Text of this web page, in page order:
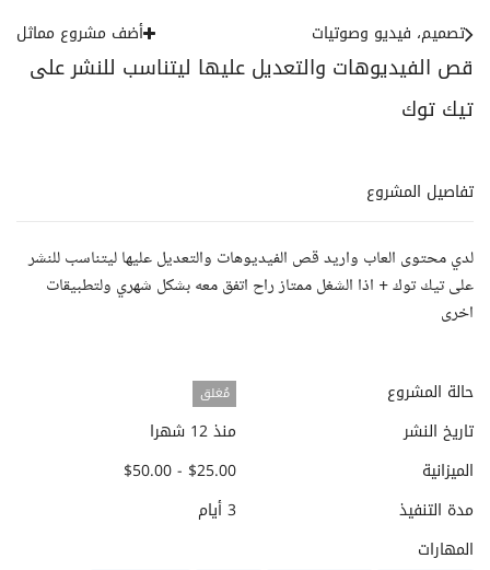
قص الفيديوهات والتعديل عليها ليتناسب للنشر على
تيك توك
تصميم، فيديو وصوتيات أضف مشروع مماثل
تفاصيل المشروع
لدي محتوى العاب واريد قص الفيديوهات والتعديل عليها ليتناسب للنشر
على تيك توك + اذا الشغل ممتاز راح اتفق معه بشكل شهري ولتطبيقات
اخرى
حالة المشروع مُغلق
تاريخ النشر
منذ 12 شهرا
الميزانية
$25.00 - $50.00
مدة التنفيذ
3 أيام
المهارات